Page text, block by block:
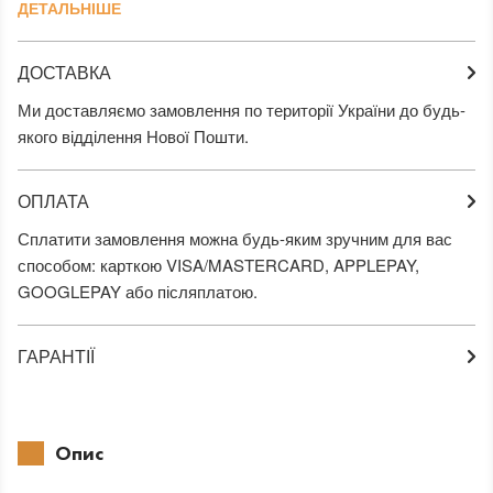
ДЕТАЛЬНІШЕ
ДОСТАВКА
Ми доставляємо замовлення по території України до будь-
якого відділення Нової Пошти.
ОПЛАТА
Сплатити замовлення можна будь-яким зручним для вас
способом: карткою VISA/MASTERCARD, APPLEPAY,
GOOGLEPAY або післяплатою.
ГАРАНТІЇ
Опис